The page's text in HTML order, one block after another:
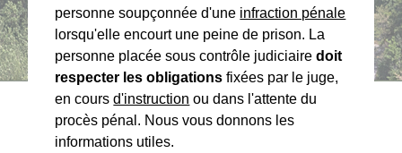
personne soupçonnée d'une infraction pénale
lorsqu'elle encourt une peine de prison. La
personne placée sous contrôle judiciairedoit
respecter les obligationsfixées par le juge,
en coursd'instruction ou dans l'attente du
procès pénal. Nous vous donnons les
informations utiles.